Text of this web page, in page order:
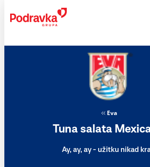
content
Eva
Tuna salata
Ay, ay, ay - užitku nikad